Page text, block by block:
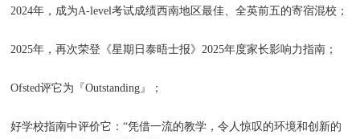
2024年，成为A-level考试成绩西南地区最佳、全英前五的寄宿混校；
2025年，再次荣登《星期日泰晤士报》2025年度家长影响力指南；
Ofsted评它为『Outstanding』；
好学校指南中评价它：“凭借一流的教学，令人惊叹的环境和创新的